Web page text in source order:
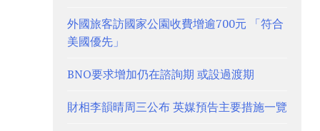
外國旅客訪國家公園收費增逾700元 「符合
美國優先」
BNO要求增加仍在諮詢期 或設過渡期
財相李韻晴周三公布 英媒預告主要措施一覽